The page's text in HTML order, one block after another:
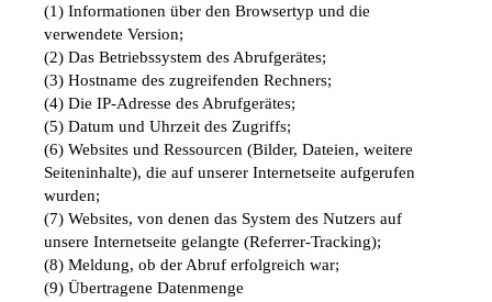
(1) Informationen über den Browsertyp und die
verwendete Version;
(2) Das Betriebssystem des Abrufgerätes;
(3) Hostname des zugreifenden Rechners;
(4) Die IP-Adresse des Abrufgerätes;
(5) Datum und Uhrzeit des Zugriffs;
(6) Websites und Ressourcen (Bilder, Dateien, weitere
Seiteninhalte), die auf unserer Internetseite aufgerufen
wurden;
(7) Websites, von denen das System des Nutzers auf
unsere Internetseite gelangte (Referrer-Tracking);
(8) Meldung, ob der Abruf erfolgreich war;
(9) Übertragene Datenmenge